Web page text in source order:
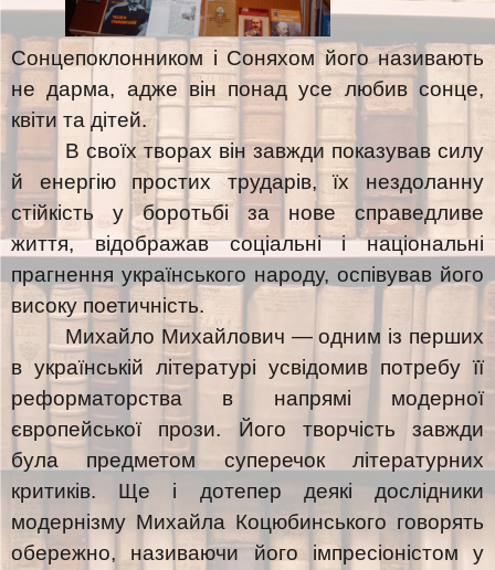
Сонцепоклонником і Соняхом його називають
не дарма, адже він понад усе любив сонце,
квіти та дітей.
В своїх творах він завжди показував силу
й енергію простих трударів, їх нездоланну
стійкість у боротьбі за нове справедливе
життя, відображав соціальні і національні
прагнення українського народу, оспівував його
високу поетичність.
Михайло Михайлович — одним із перших
в українській літературі усвідомив потребу її
реформаторства в напрямі модерної
європейської прози. Його творчість завжди
була предметом суперечок літературних
критиків. Ще і дотепер деякі дослідники
модернізму Михайла Коцюбинського говорять
обережно, називаючи його імпресіоністом у